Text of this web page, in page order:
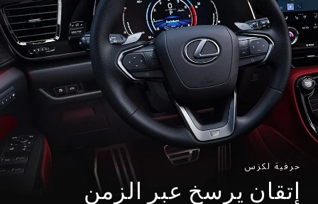
حرفية لكزس
إتقان يرسخ عبر الزمن